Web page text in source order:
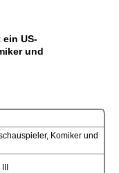
US-
und
Komiker und